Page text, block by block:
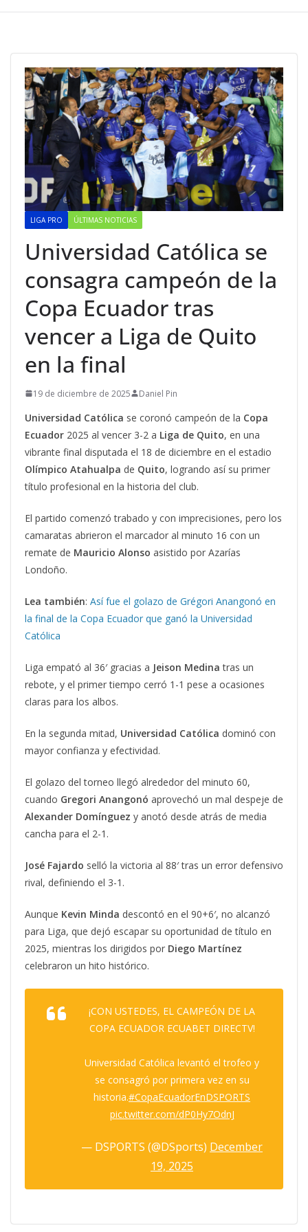
LIGA PRO ÚLTIMAS NOTICIAS
Universidad Católica se
consagra campeón de la
Copa Ecuador tras
vencer a Liga de Quito
en la final
19 de diciembre de 2025 Daniel Pin
Universidad Católica se coronó campeón de la Copa
Ecuador 2025 al vencer 3-2 a Liga de Quito, en una
vibrante final disputada el 18 de diciembre en el estadio
Olímpico Atahualpa de Quito, logrando así su primer
título profesional en la historia del club.
El partido comenzó trabado y con imprecisiones, pero los
camaratas abrieron el marcador al minuto 16 con un
remate de Mauricio Alonso asistido por Azarías
Londoño.
Lea también: Así fue el golazo de Grégori Anangonó en
la final de la Copa Ecuador que ganó la Universidad
Católica
Liga empató al 36′ gracias a Jeison Medina tras un
rebote, y el primer tiempo cerró 1-1 pese a ocasiones
claras para los albos.
En la segunda mitad, Universidad Católica dominó con
mayor confianza y efectividad.
El golazo del torneo llegó alrededor del minuto 60,
cuando Gregori Anangonó aprovechó un mal despeje de
Alexander Domínguez y anotó desde atrás de media
cancha para el 2-1.
José Fajardo selló la victoria al 88′ tras un error defensivo
rival, definiendo el 3-1.
Aunque Kevin Minda descontó en el 90+6′, no alcanzó
para Liga, que dejó escapar su oportunidad de título en
2025, mientras los dirigidos por Diego Martínez
celebraron un hito histórico.
¡CON USTEDES, EL CAMPEÓN DE LA
COPA ECUADOR ECUABET DIRECTV!
Universidad Católica levantó el trofeo y
se consagró por primera vez en su
historia.#CopaEcuadorEnDSPORTS
pic.twitter.com/dP0Hy7OdnJ
— DSPORTS (@DSports) December
19, 2025